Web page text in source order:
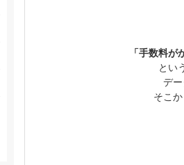
「手数料が
とい
デ
そこ